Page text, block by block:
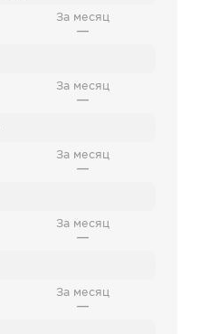
За месяц
—
За месяц
—
За месяц
—
За месяц
—
За месяц
—